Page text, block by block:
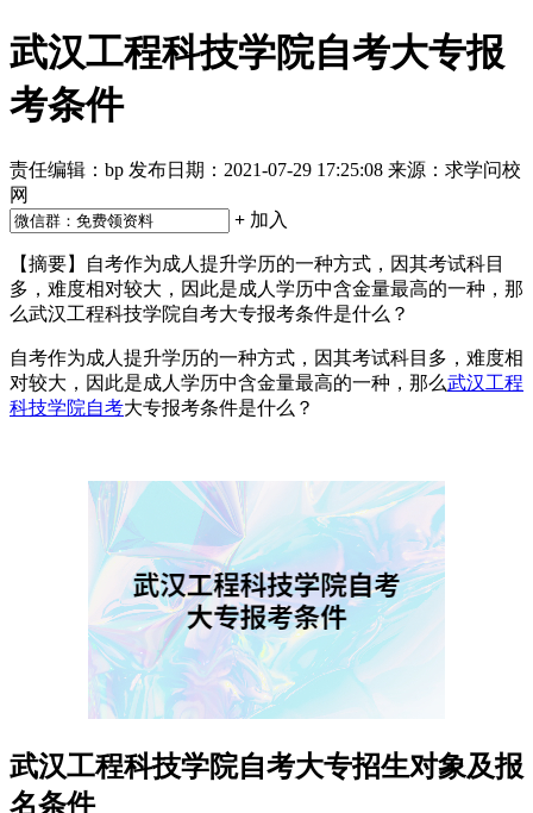
武汉工程科技学院自考大专报
考条件
责任编辑：bp 发布日期：2021-07-29 17:25:08 来源：求学问校
网
+ 加入
【摘要】​自考作为成人提升学历的一种方式，因其考试科目
多，难度相对较大，因此是成人学历中含金量最高的一种，那
么武汉工程科技学院自考大专报考条件是什么？
自考作为成人提升学历的一种方式，因其考试科目多，难度相
对较大，因此是成人学历中含金量最高的一种，那么武汉工程
科技学院自考大专报考条件是什么？
武汉工程科技学院自考大专招生对象及报
名条件